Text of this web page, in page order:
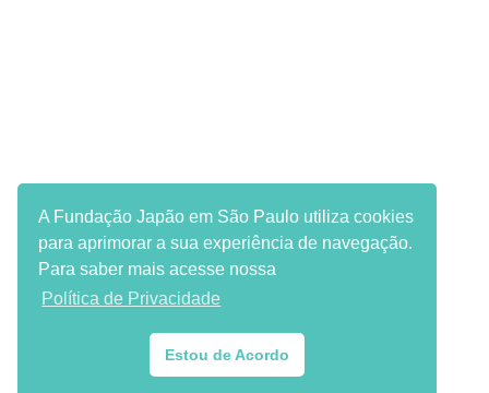
A Fundação Japão em São Paulo utiliza cookies
para aprimorar a sua experiência de navegação.
Para saber mais acesse nossa
Política de Privacidade
Estou de Acordo